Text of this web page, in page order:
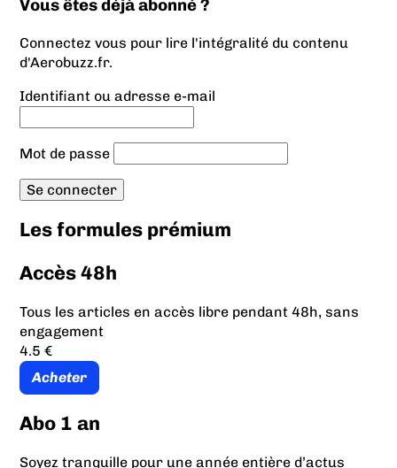
Vous êtes déjà abonné ?
Connectez vous pour lire l'intégralité du contenu
d'Aerobuzz.fr.
Identifiant ou adresse e-mail
Mot de passe
Les formules prémium
Accès 48h
Tous les articles en accès libre pendant 48h, sans
engagement
4.5 €
Acheter
Abo 1 an
Soyez tranquille pour une année entière d’actus